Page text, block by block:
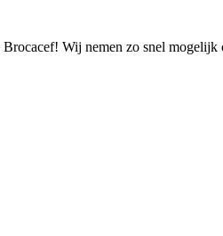
Wij nemen zo snel mogelijk